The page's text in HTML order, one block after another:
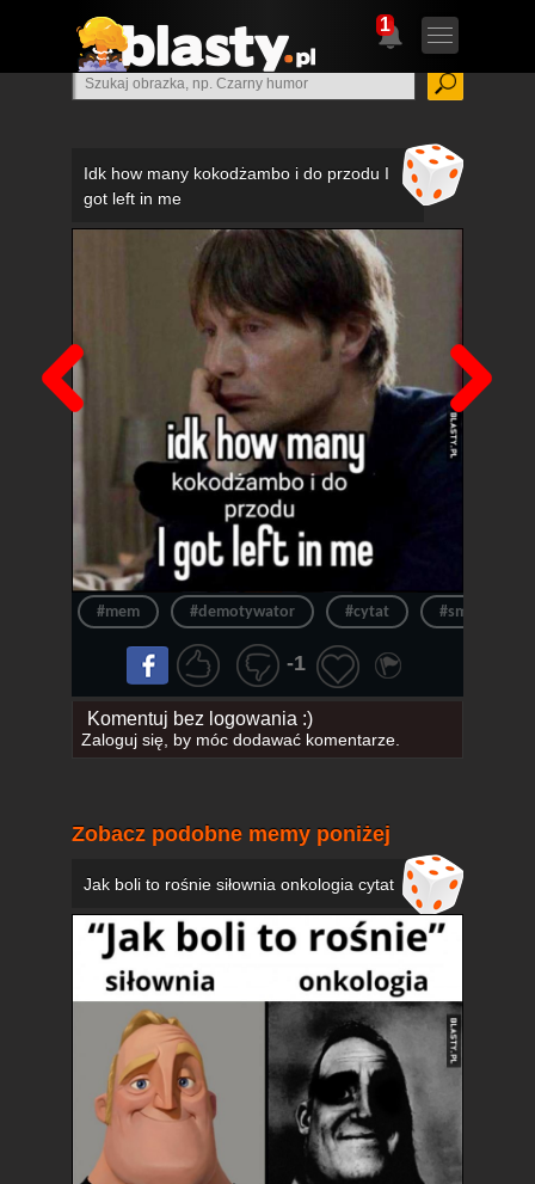
1
Idk how many kokodżambo i do przodu I
got left in me
Poprzedni
#mem #demotywator #cytat #smutne
-1
Komentuj bez logowania :)
Zaloguj się, by móc dodawać komentarze.
Zobacz podobne memy poniżej
Jak boli to rośnie siłownia onkologia cytat